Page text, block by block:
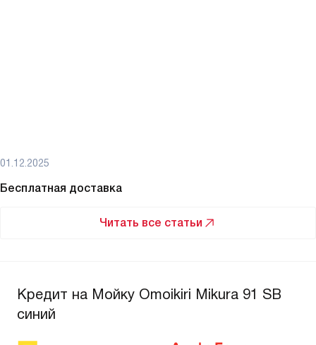
01.12.2025
Бесплатная доставка
Читать все статьи
Кредит на Мойку Omoikiri Mikura 91 SB
синий